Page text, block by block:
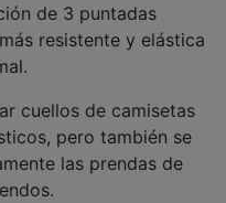
de 3 puntadas
resistente y elástica
cuellos de camisetas
pero también se
las prendas de